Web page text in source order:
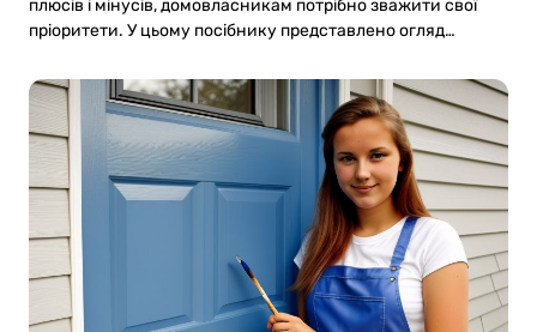
плюсів і мінусів, домовласникам потрібно зважити свої
пріоритети. У цьому посібнику представлено огляд…